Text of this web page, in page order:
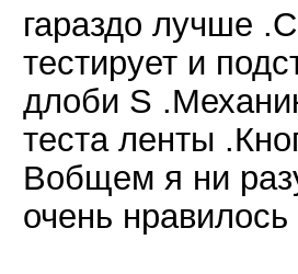
гараздо лучше
тестирует и
длоби S
теста ленты
Вобщем я ни
очень